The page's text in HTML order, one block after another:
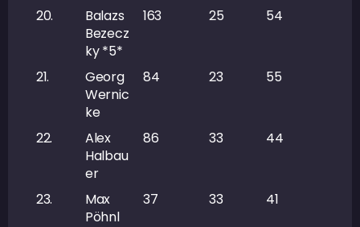
20.
Balazs
Bezecz
ky *5*
163 25 54
21.
Georg
Wernic
ke
84 23 55
22.
Alex
Halbau
er
86 33 44
23.
Max
Pöhnl
37 33 41